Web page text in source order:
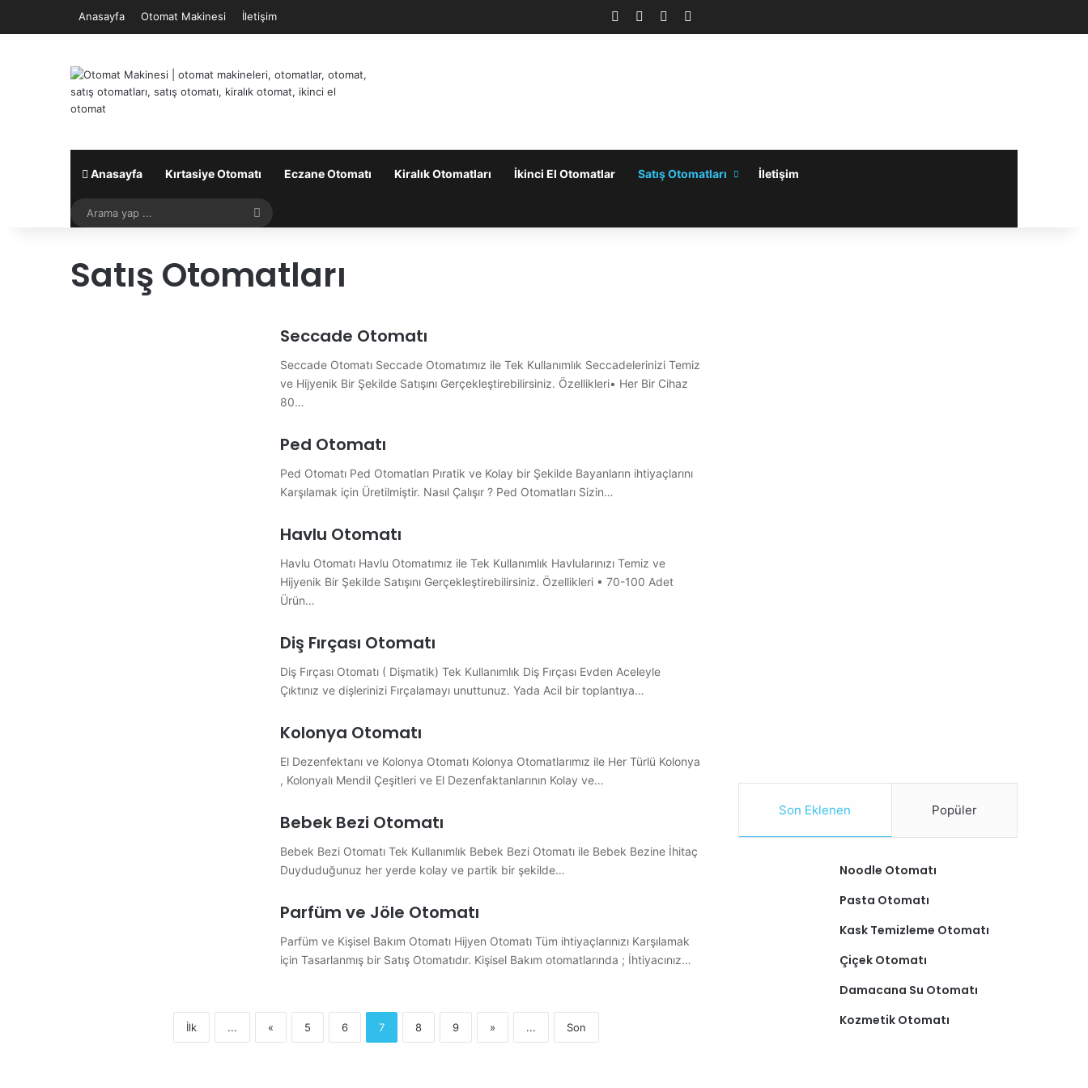
Anasayfa Otomat Makinesi İletişim Facebook LinkedIn
Anasayfa Kırtasiye Otomatı Eczane Otomatı Kiralık Otomatları İkinci El Otomatlar Satış Otomatları İletişim
...
Satış Otomatları
Seccade Otomatı
Seccade Otomatı Seccade Otomatımız ile Tek Kullanımlık Seccadelerinizi Temiz
ve Hijyenik Bir Şekilde Satışını Gerçekleştirebilirsiniz. Özellikleri• Her Bir Cihaz
80…
Ped Otomatı
Ped Otomatı Ped Otomatları Pıratik ve Kolay bir Şekilde Bayanların ihtiyaçlarını
Karşılamak için Üretilmiştir. Nasıl Çalışır ? Ped Otomatları Sizin…
Havlu Otomatı
Havlu Otomatı Havlu Otomatımız ile Tek Kullanımlık Havlularınızı Temiz ve
Hijyenik Bir Şekilde Satışını Gerçekleştirebilirsiniz. Özellikleri • 70-100 Adet
Ürün…
Diş Fırçası Otomatı
Diş Fırçası Otomatı ( Dişmatik) Tek Kullanımlık Diş Fırçası Evden Aceleyle
Çıktınız ve dişlerinizi Fırçalamayı unuttunuz. Yada Acil bir toplantıya…
Kolonya Otomatı
El Dezenfektanı ve Kolonya Otomatı Kolonya Otomatlarımız ile Her Türlü Kolonya
, Kolonyalı Mendil Çeşitleri ve El Dezenfaktanlarının Kolay ve…
Bebek Bezi Otomatı
Bebek Bezi Otomatı Tek Kullanımlık Bebek Bezi Otomatı ile Bebek Bezine İhitaç
Duyduduğunuz her yerde kolay ve partik bir şekilde…
Parfüm ve Jöle Otomatı
Parfüm ve Kişisel Bakım Otomatı Hijyen Otomatı Tüm ihtiyaçlarınızı Karşılamak
için Tasarlanmış bir Satış Otomatıdır. Kişisel Bakım otomatlarında ; İhtiyacınız…
İlk ... « 5 6 7 8 9 » ... Son
Son Eklenen Popüler
Noodle Otomatı
Pasta Otomatı
Kask Temizleme Otomatı
Çiçek Otomatı
Damacana Su Otomatı
Kozmetik Otomatı